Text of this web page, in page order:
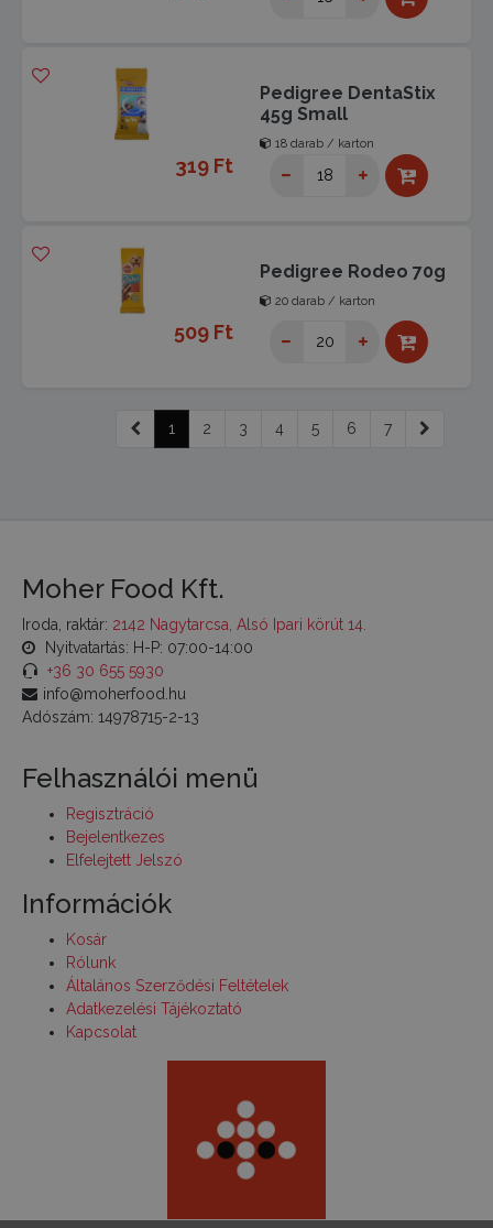
Pedigree DentaStix
45g Small
18 darab / karton
319 Ft
Pedigree Rodeo 70g
20 darab / karton
509 Ft
1 2 3 4 5 6 7
Moher Food Kft.
Iroda, raktár: 2142 Nagytarcsa, Alsó Ipari körút 14.
Nyitvatartás: H-P: 07:00-14:00
+36 30 655 5930
info@moherfood.hu
Adószám: 14978715-2-13
Felhasználói menü
Regisztráció
Bejelentkezes
Elfelejtett Jelszó
Információk
Kosár
Rólunk
Általános Szerződési Feltételek
Adatkezelési Tájékoztató
Kapcsolat